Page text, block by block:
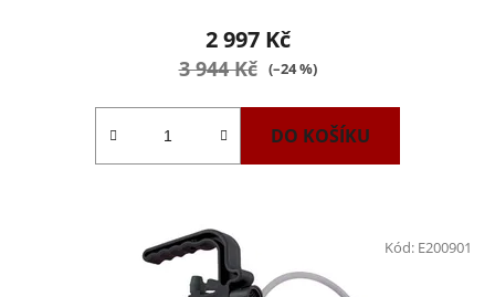
2 997 Kč
3 944 Kč (–24 %)
DO KOŠÍKU
Kód: E200901